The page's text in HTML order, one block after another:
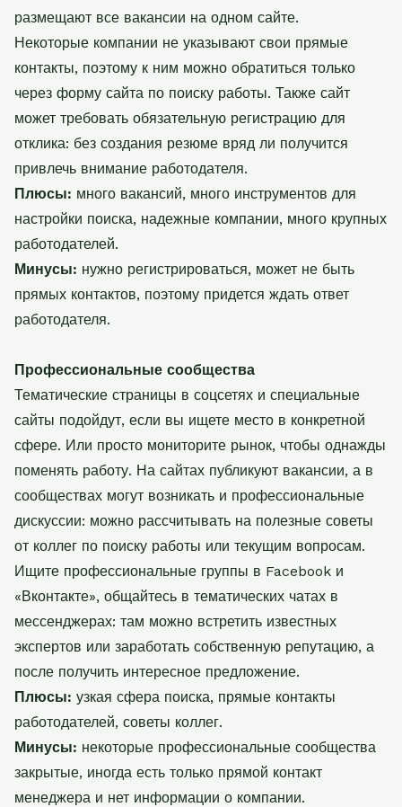
размещают все вакансии на одном сайте.
Некоторые компании не указывают свои прямые
контакты, поэтому к ним можно обратиться только
через форму сайта по поиску работы. Также сайт
может требовать обязательную регистрацию для
отклика: без создания резюме вряд ли получится
привлечь внимание работодателя.
Плюсы: много вакансий, много инструментов для
настройки поиска, надежные компании, много крупных
работодателей.
Минусы: нужно регистрироваться, может не быть
прямых контактов, поэтому придется ждать ответ
работодателя.
Профессиональные сообщества
Тематические страницы в соцсетях и специальные
сайты подойдут, если вы ищете место в конкретной
сфере. Или просто мониторите рынок, чтобы однажды
поменять работу. На сайтах публикуют вакансии, а в
сообществах могут возникать и профессиональные
дискуссии: можно рассчитывать на полезные советы
от коллег по поиску работы или текущим вопросам.
Ищите профессиональные группы в Facebook и
«Вконтакте», общайтесь в тематических чатах в
мессенджерах: там можно встретить известных
экспертов или заработать собственную репутацию, а
после получить интересное предложение.
Плюсы: узкая сфера поиска, прямые контакты
работодателей, советы коллег.
Минусы: некоторые профессиональные сообщества
закрытые, иногда есть только прямой контакт
менеджера и нет информации о компании.